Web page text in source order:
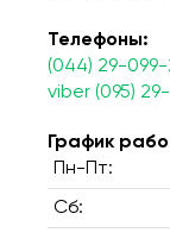
Телефоны:
(044) 29-099-
viber (095)
График
Пн-Пт:
Сб: